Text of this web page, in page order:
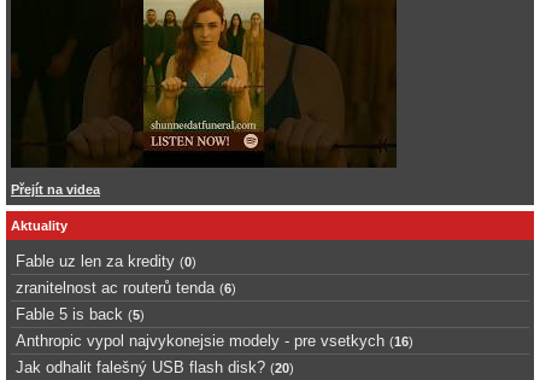
Přejít na videa
Aktuality
Fable uz len za kredity (0)
zranitelnost ac routerů tenda (6)
Fable 5 is back (5)
Anthropic vypol najvykonejsie modely - pre vsetkych (16)
Jak odhalit falešný USB flash disk? (20)